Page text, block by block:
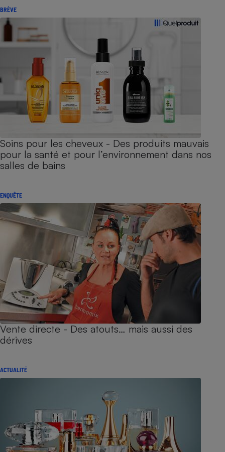
BRÈVE
Soins pour les cheveux - Des produits mauvais
pour la santé et pour l’environnement dans nos
salles de bains
ENQUÊTE
Vente directe - Des atouts… mais aussi des
dérives
ACTUALITÉ